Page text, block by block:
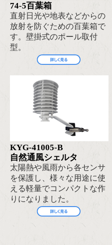
74-5百葉箱
直射日光や地表などからの
放射を防ぐための百葉箱で
す。壁掛式のポール取付
型。
KYG-41005-B
自然通風シェルタ
太陽熱や風雨から各センサ
を保護し、様々な用途に使
える軽量でコンパクトな作
りになりました。